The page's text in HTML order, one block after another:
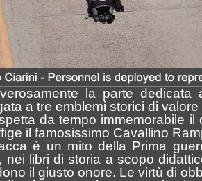
Italian Coast Guard
Italian Custom Police
Aeromarittima
Cagliari
Manovra Catania
Terme
la parte
a tre emblemi storici di
da tempo immemorabile
il famosissimo Cavallino
è un mito della Prima
nei libri di storia a scopo
il giusto onore. Le virtù di